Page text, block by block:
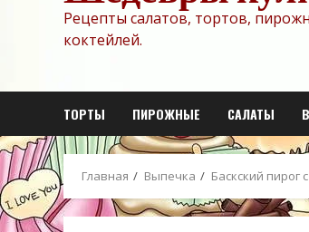
Рецепты салатов, тортов,
коктейлей.
ТОРТЫ ПИРОЖНЫЕ САЛАТЫ
Главная Выпечка Баскский пирог